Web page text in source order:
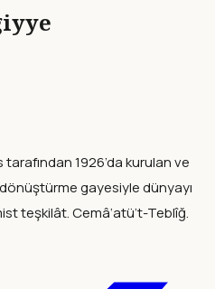
1926’da kurulan ve
gayesiyle dünyayı
teşkilât. Cemâ‘atü’t-Teblîğ.